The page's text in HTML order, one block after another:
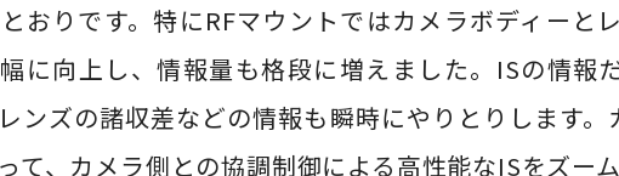
おりです。特にRFマウントではカメラボディーと
に向上し、情報量も格段に増えました。ISの情報
ンズの諸収差などの情報も瞬時にやりとりします
て、カメラ側との協調制御による高性能なISをズー